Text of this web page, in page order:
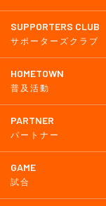
SUPPORTERS CLUB
サポーターズクラブ
HOMETOWN
普及活動
PARTNER
パートナー
GAME
試合